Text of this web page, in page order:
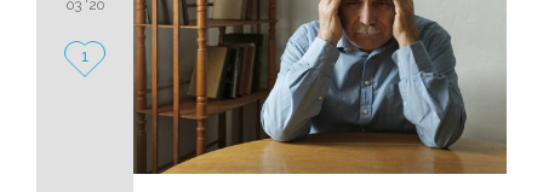
03 '20
Love
1